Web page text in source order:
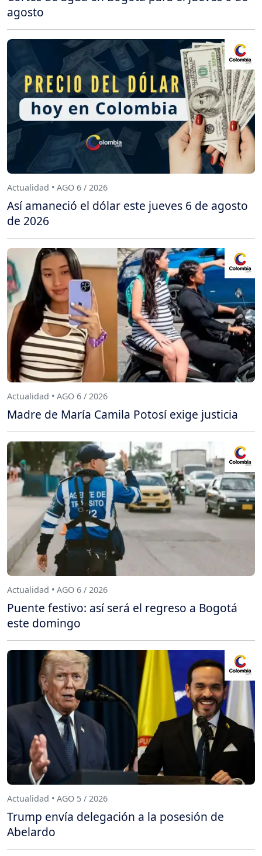
agosto
Actualidad • AGO 6 / 2026
Así amaneció el dólar este jueves 6 de agosto
de 2026
Actualidad • AGO 6 / 2026
Madre de María Camila Potosí exige justicia
Actualidad • AGO 6 / 2026
Puente festivo: así será el regreso a Bogotá
este domingo
Actualidad • AGO 5 / 2026
Trump envía delegación a la posesión de
Abelardo